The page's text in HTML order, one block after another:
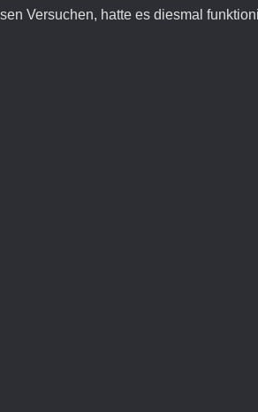
Versuchen, hatte es diesmal